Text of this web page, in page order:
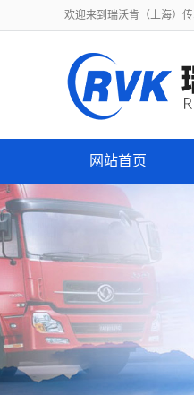
欢迎来到瑞沃肯（上海）
网站首页